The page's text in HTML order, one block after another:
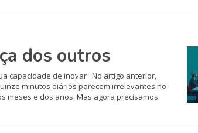
dos outros
capacidade de inovar No artigo anterior,
minutos diários parecem irrelevantes no
meses e dos anos. Mas agora precisamos